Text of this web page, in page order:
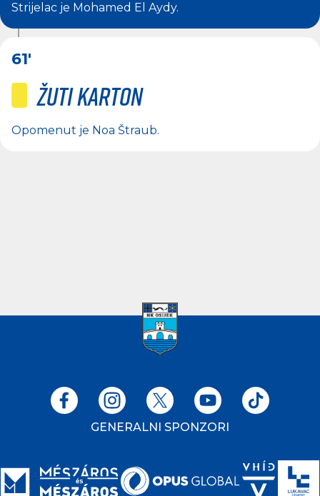
Strijelac je Mohamed El Aydy.
61'
Žuti karton
Opomenut je Noa Štraub.
GENERALNI SPONZORI